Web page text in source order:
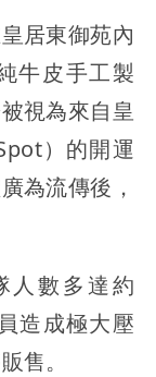
居東御苑內
牛皮手工製
視為來自皇
）的開運
為流傳後，
人數多達約
造成極大壓
售。